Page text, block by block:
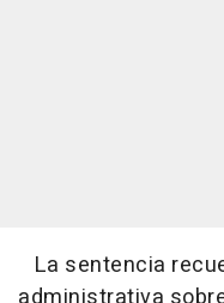
La sentencia